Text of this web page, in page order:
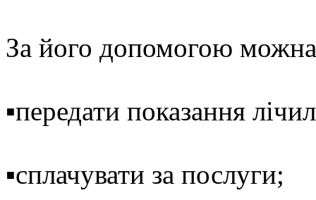
За його допомогою
▪️передати показання
▪️сплачувати за послуги;